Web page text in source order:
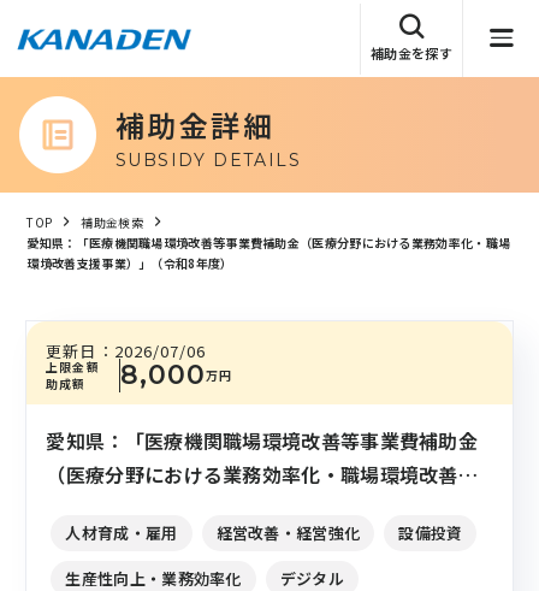
補助金を探す
補助金詳細
SUBSIDY DETAILS
TOP
補助金検索
愛知県：「医療機関職場環境改善等事業費補助金（医療分野における業務効率化・職場
環境改善支援事業）」（令和8年度）
上限金額
助成額
8,000万円
更新日： 2026/07/06
愛知県：「医療機関職場環境改善等事業費補助金
（医療分野における業務効率化・職場環境改善支
人材育成・雇用 経営改善・経営強化
設備投資
生産性向上・業務効率化
デジタル